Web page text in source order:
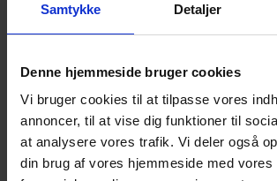
Samtykke Detaljer
Denne hjemmeside bruger cookies
Vi bruger cookies til at tilpasse vores
annoncer, til at vise dig funktioner til
at analysere vores trafik. Vi deler også
din brug af vores hjemmeside med vores
faciliteret af frivillige, der medvirker til
Der serveres kaffe/the med lidt sødt.
NB! – Tilmelding senest søndag 2.
18.00 via NemTilmeld:
https://efterladte.nemtilmeld.dk/